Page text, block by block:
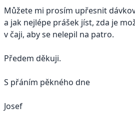
Můžete mi prosím upřesnit
a jak nejlépe prášek jíst, zda je
v čaji, aby se nelepil na patro.
Předem děkuji.
S přáním pěkného dne
Josef